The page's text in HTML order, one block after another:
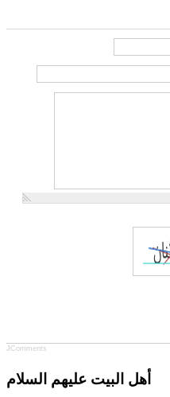
JComments
أهل البيت عليهم السلام